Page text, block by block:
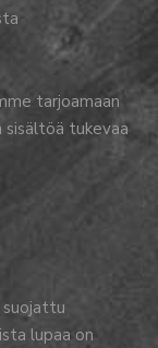
tarjoamaan
sisältöä tukevaa
suojattu
lupaa on